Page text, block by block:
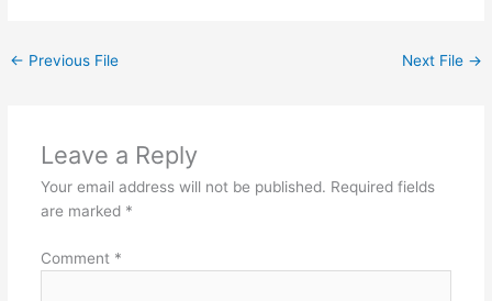
← Previous File Next File →
Leave a Reply
Your email address will not be published. Required fields
are marked *
Comment *